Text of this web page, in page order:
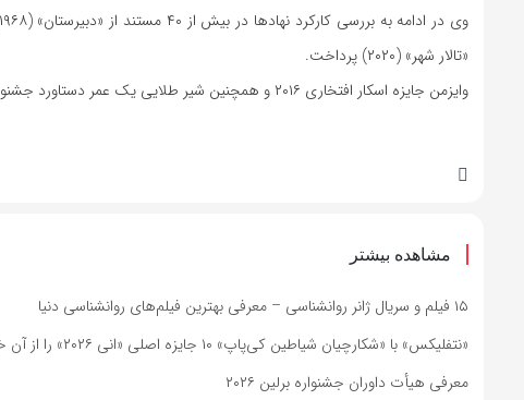
«تالار شهر» (۲۰۲۰) پرداخت.
وایزمن جایزه اسکار افتخاری ۲۰۱۶ و همچنین شیر طلایی یک عمر دستاورد جشنواره فیلم ونیز ۲۰۱۴ را در کارنامه داشت.
مشاهده بیشتر
۱۵ فیلم و سریال ژانر روانشناسی – معرفی بهترین فیلم‌های روانشناسی دنیا
«نتفلیکس» با «شکارچیان شیاطین کی‌پاپ» ۱۰ جایزه اصلی «انی ۲۰۲۶» را از آن خود کرد
معرفی هیأت داوران جشنواره برلین ۲۰۲۶